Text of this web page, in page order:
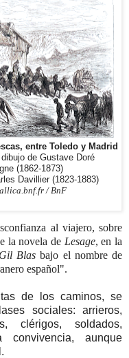
entre Toledo y Madrid
de Gustave Doré
(1862-1873)
Davillier (1823-1883)
/ BnF
al viajero, sobre
la novela de Lesage, en la
Gil Blas bajo el nombre de
español".
de los caminos, se
sociales: arrieros,
clérigos, soldados,
convivencia, aunque